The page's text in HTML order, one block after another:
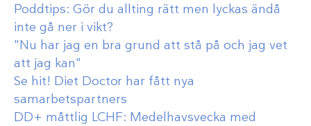
Poddtips: Gör du allting rätt men lyckas ändå
inte gå ner i vikt?
"Nu har jag en bra grund att stå på och jag vet
att jag kan"
Se hit! Diet Doctor har fått nya
samarbetspartners
DD+ måttlig LCHF: Medelhavsvecka med